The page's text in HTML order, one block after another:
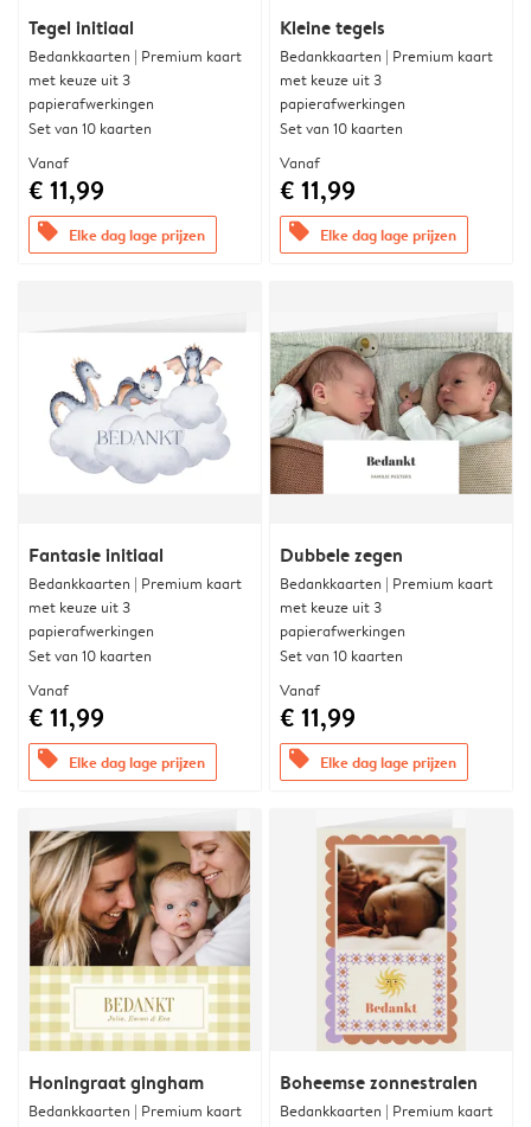
Tegel initiaal
Bedankkaarten | Premium kaart
met keuze uit 3
papierafwerkingen
Set van 10 kaarten
Vanaf
€ 11,99
offers Elke dag lage prijzen
Kleine tegels
Bedankkaarten | Premium kaart
met keuze uit 3
papierafwerkingen
Set van 10 kaarten
Vanaf
€ 11,99
offers Elke dag lage prijzen
Fantasie initiaal
Bedankkaarten | Premium kaart
met keuze uit 3
papierafwerkingen
Set van 10 kaarten
Vanaf
€ 11,99
offers Elke dag lage prijzen
Dubbele zegen
Bedankkaarten | Premium kaart
met keuze uit 3
papierafwerkingen
Set van 10 kaarten
Vanaf
€ 11,99
offers Elke dag lage prijzen
Honingraat gingham
Bedankkaarten | Premium kaart
Boheemse zonnestralen
Bedankkaarten | Premium kaart